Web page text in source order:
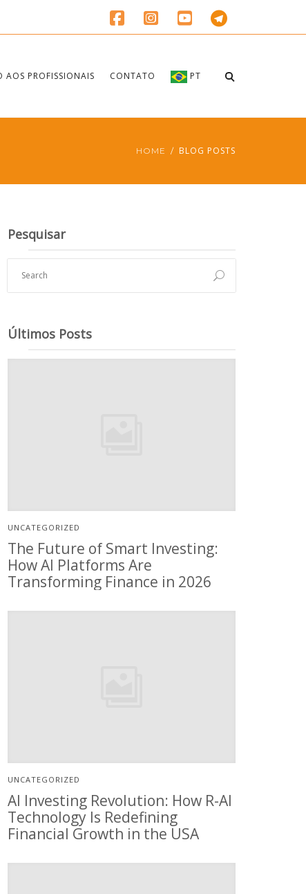
AOS PROFISSIONAIS CONTATO PT
HOME BLOG POSTS
Pesquisar
Últimos Posts
UNCATEGORIZED
The Future of Smart Investing:
How AI Platforms Are
Transforming Finance in 2026
UNCATEGORIZED
AI Investing Revolution: How R-AI
Technology Is Redefining
Financial Growth in the USA